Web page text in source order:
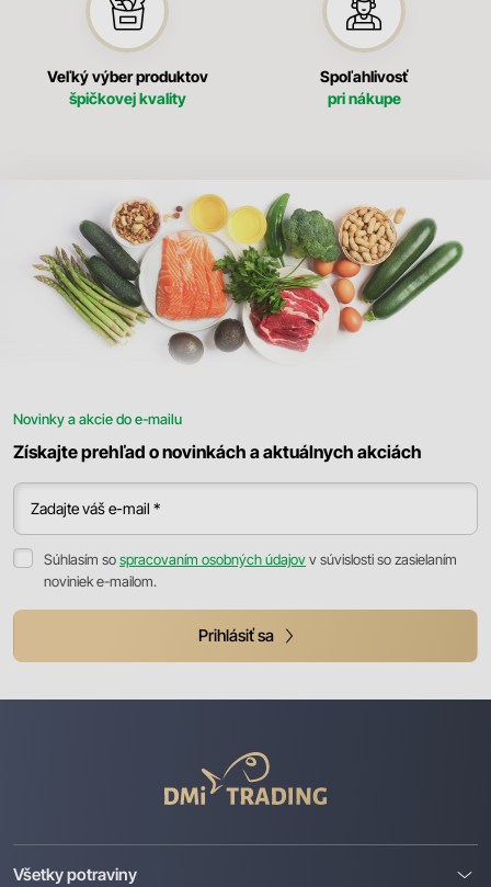
Veľký výber produktov
špičkovej kvality
Spoľahlivosť
pri nákupe
Novinky a akcie do e-mailu
Získajte prehľad o novinkách a aktuálnych akciách
Zadajte váš e-mail *
Súhlasím sospracovaním osobných údajovv súvislosti so zasielaním
noviniek e-mailom.
Prihlásiť sa
Trading
Všetky potraviny